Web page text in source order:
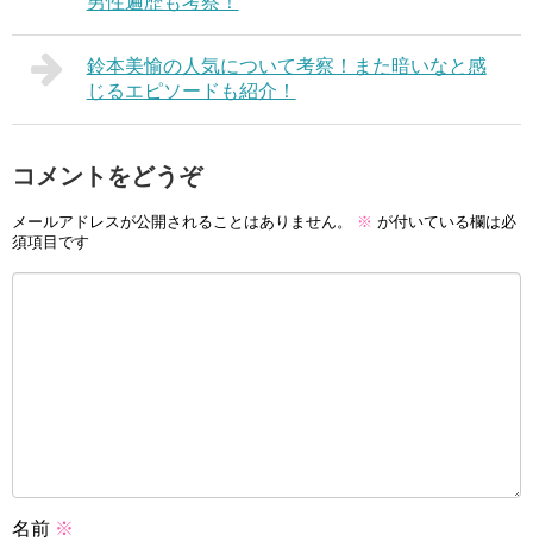
鈴本美愉の人気について考察！また暗いなと感
じるエピソードも紹介！
コメントをどうぞ
メールアドレスが公開されることはありません。 ※ が付いている欄は必
須項目です
名前 ※